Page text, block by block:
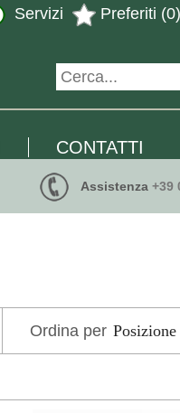
Preferiti (0)
Servizi
CONTATTI
Assistenza+39
Ordina per